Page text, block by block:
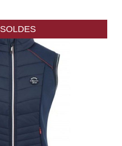
SOLDES